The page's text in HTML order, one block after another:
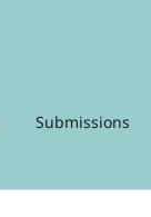
Submissions